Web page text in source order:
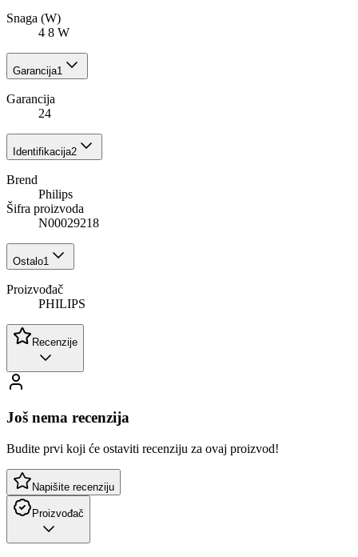
Snaga (W)
4 8 W
Garancija1
Garancija
24
Identifikacija2
Brend
Philips
Šifra proizvoda
N00029218
Ostalo1
Proizvođač
PHILIPS
Recenzije
Još nema recenzija
Budite prvi koji će ostaviti recenziju za ovaj proizvod!
Napišite recenziju
Proizvođač